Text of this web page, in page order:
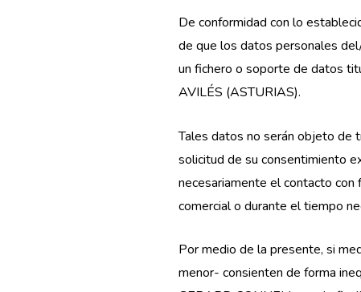
De conformidad con lo
de que los datos personales
un fichero o soporte de datos
AVILÉS (ASTURIAS).
Tales datos no serán objeto de
solicitud de su consentimiento
necesariamente el contacto
comercial o durante el tiempo
Por medio de la presente, si
menor- consienten de forma